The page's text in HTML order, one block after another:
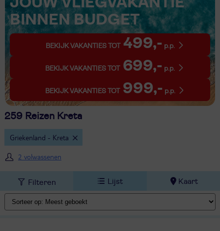
BINNEN BUDGET
BEKIJK VAKANTIES TOT 499,- p.p.
BEKIJK VAKANTIES TOT 699,- p.p.
BEKIJK VAKANTIES TOT 999,- p.p.
259 Reizen Kreta
Griekenland - Kreta
2 volwassenen
Filteren Lijst Kaart